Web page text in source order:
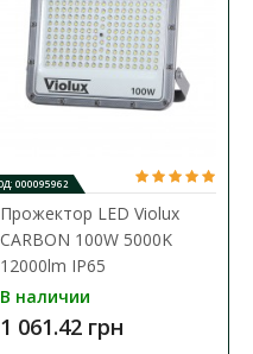
4400mAh IP54
000095962
Прожектор LED Violux
CARBON 100W 5000K
12000lm IP65
В наличии
1 061.42 грн